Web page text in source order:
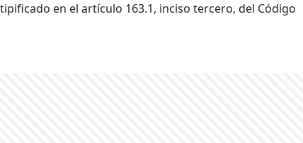
en el artículo 163.1, inciso tercero, del Código